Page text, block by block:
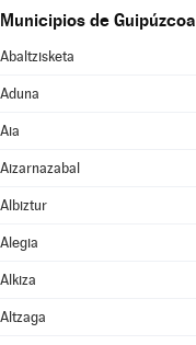
Municipios de Guipúzcoa
Abaltzisketa
Aduna
Aia
Aizarnazabal
Albiztur
Alegia
Alkiza
Altzaga